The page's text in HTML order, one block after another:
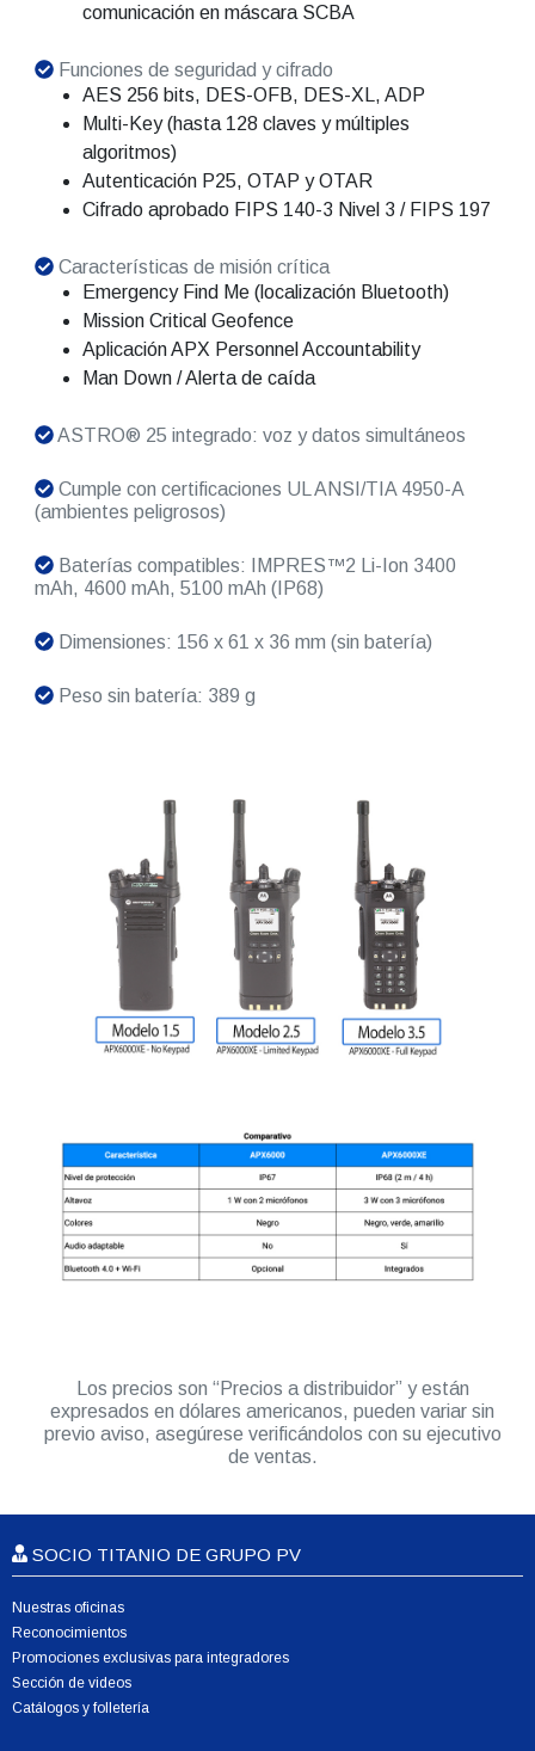
comunicación en máscara SCBA
Funciones de seguridad y cifrado
AES 256 bits, DES-OFB, DES-XL, ADP
Multi-Key (hasta 128 claves y múltiples
algoritmos)
Autenticación P25, OTAP y OTAR
Cifrado aprobado FIPS 140-3 Nivel 3 / FIPS 197
Características de misión crítica
Emergency Find Me (localización Bluetooth)
Mission Critical Geofence
Aplicación APX Personnel Accountability
Man Down / Alerta de caída
ASTRO® 25 integrado: voz y datos simultáneos
Cumple con certificaciones UL ANSI/TIA 4950-A
(ambientes peligrosos)
Baterías compatibles: IMPRES™2 Li-Ion 3400
mAh, 4600 mAh, 5100 mAh (IP68)
Dimensiones: 156 x 61 x 36 mm (sin batería)
Peso sin batería: 389 g
Los precios son “Precios a distribuidor” y están
expresados en dólares americanos, pueden variar sin
previo aviso, asegúrese verificándolos con su ejecutivo
de ventas.
SOCIO TITANIO DE GRUPO PV
Nuestras oficinas
Reconocimientos
Promociones exclusivas para integradores
Sección de videos
Catálogos y folletería